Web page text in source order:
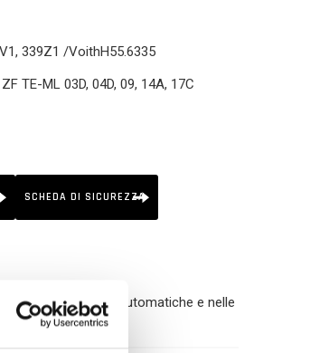
339Z1 /VoithH55.6335
TE-ML 03D, 04D, 09, 14A, 17C
SCHEDA DI SICUREZZA
nelle trasmissioni automatiche e nelle
di livello GM D-IIIG.